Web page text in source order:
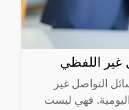
غير اللفظي
التواصل غير
اليومية. فهي ليست